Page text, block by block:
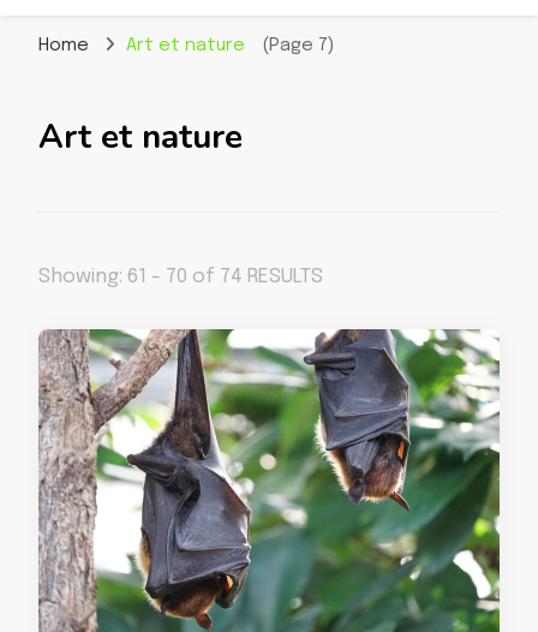
Le Ruban Vert
Home Art et nature (Page 7)
Art et nature
Showing: 61 - 70 of 74 RESULTS